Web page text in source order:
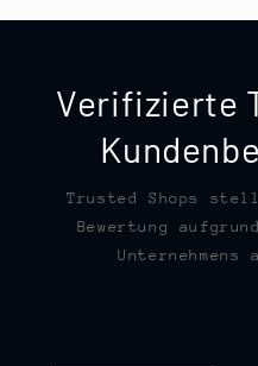
Verifizierte
Trusted Shops
Bewertung
Unternehmens